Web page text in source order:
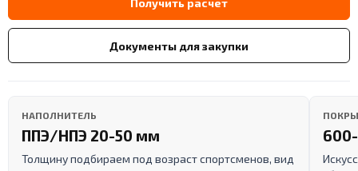
Получить расчет
Документы для закупки
НАПОЛНИТЕЛЬ
ППЭ/НПЭ 20-50 мм
Толщину подбираем под возраст спортсменов, вид